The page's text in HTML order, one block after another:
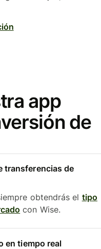
app
de
transferencias de
obtendrás el tipo
con Wise.
en tiempo real